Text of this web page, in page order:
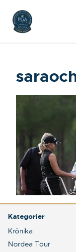
Kategorier
Krönika
Nordea Tour